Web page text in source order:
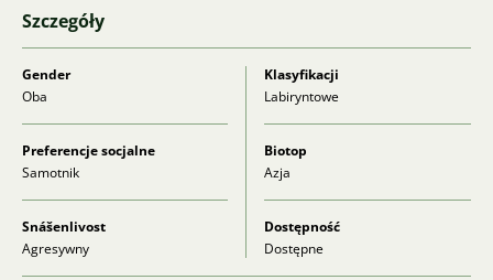
Szczegóły
Gender
Oba
Klasyfikacji
Labiryntowe
Preferencje socjalne
Samotnik
Biotop
Azja
Snášenlivost
Agresywny
Dostępność
Dostępne